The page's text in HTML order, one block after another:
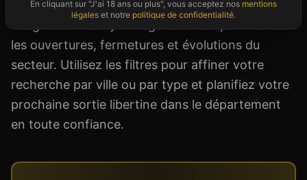
En cliquant sur "J'ai 18 ans ou plus", vous acceptez nos mentions
légales et notre politique de confidentialité.
réservation, adhésion). Notre annuaire du
les ouvertures, fermetures et évolutions du
secteur. Utilisez les filtres pour affiner votre
recherche par ville ou par type et planifiez votre
prochaine sortie libertine dans le département
en toute confiance.